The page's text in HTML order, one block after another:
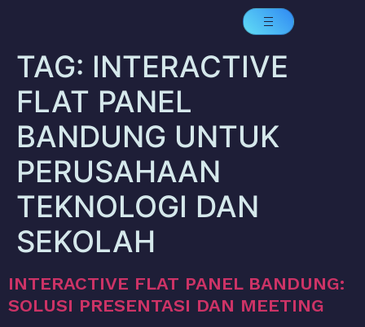
TAG: INTERACTIVE
FLAT PANEL
BANDUNG UNTUK
PERUSAHAAN
TEKNOLOGI DAN
SEKOLAH
INTERACTIVE FLAT PANEL BANDUNG:
SOLUSI PRESENTASI DAN MEETING